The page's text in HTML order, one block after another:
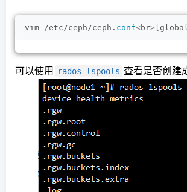
vim /etc/ceph/ceph. conf<br>[global
可以使用 rados lspools 查看是否创建